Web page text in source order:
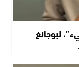
شيء”، لبوجانغ